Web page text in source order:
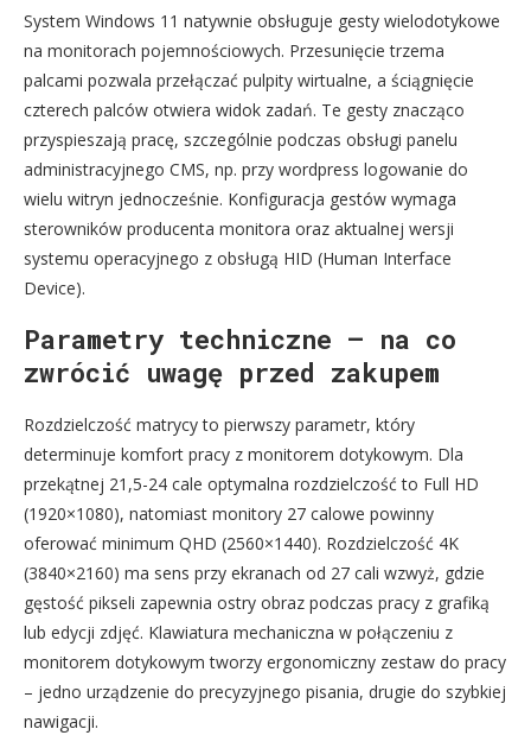
System Windows 11 natywnie obsługuje gesty wielodotykowe
na monitorach pojemnościowych. Przesunięcie trzema
palcami pozwala przełączać pulpity wirtualne, a ściągnięcie
czterech palców otwiera widok zadań. Te gesty znacząco
przyspieszają pracę, szczególnie podczas obsługi panelu
administracyjnego CMS, np. przy wordpress logowanie do
wielu witryn jednocześnie. Konfiguracja gestów wymaga
sterowników producenta monitora oraz aktualnej wersji
systemu operacyjnego z obsługą HID (Human Interface
Device).
Parametry techniczne – na co
zwrócić uwagę przed zakupem
Rozdzielczość matrycy to pierwszy parametr, który
determinuje komfort pracy z monitorem dotykowym. Dla
przekątnej 21,5-24 cale optymalna rozdzielczość to Full HD
(1920×1080), natomiast monitory 27 calowe powinny
oferować minimum QHD (2560×1440). Rozdzielczość 4K
(3840×2160) ma sens przy ekranach od 27 cali wzwyż, gdzie
gęstość pikseli zapewnia ostry obraz podczas pracy z grafiką
lub edycji zdjęć. Klawiatura mechaniczna w połączeniu z
monitorem dotykowym tworzy ergonomiczny zestaw do pracy
– jedno urządzenie do precyzyjnego pisania, drugie do szybkiej
nawigacji.